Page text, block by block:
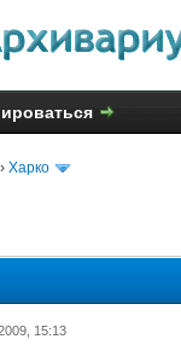
› Харко
15:13